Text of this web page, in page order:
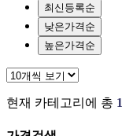
최신등록순
낮은가격순
높은가격순
현재 카테고리에 총 1